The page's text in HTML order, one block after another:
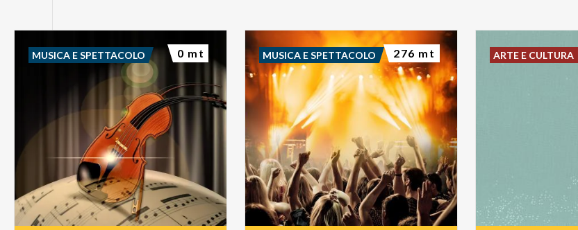
MUSICA E SPETTACOLO 0 mt MUSICA E SPETTACOLO 276 mt ARTE E CULTURA